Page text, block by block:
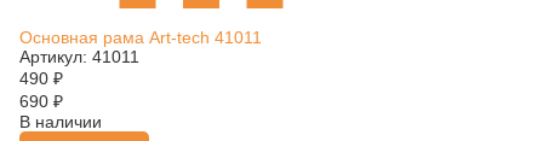
Основная рама Art-tech 41011
Артикул: 41011
490 ₽
690 ₽
В наличии